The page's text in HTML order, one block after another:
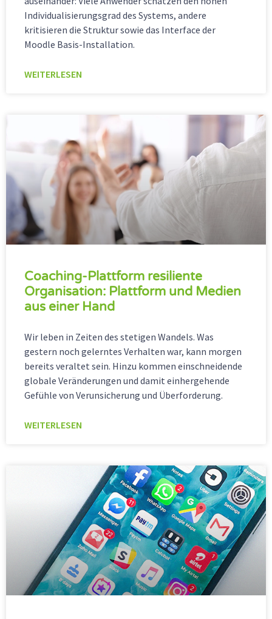
Individualisierungsgrad des Systems, andere
kritisieren die Struktur sowie das Interface der
Moodle Basis-Installation.
WEITERLESEN
Coaching-Plattform resiliente
Organisation: Plattform und Medien
aus einer Hand
Wir leben in Zeiten des stetigen Wandels. Was
gestern noch gelerntes Verhalten war, kann morgen
bereits veraltet sein. Hinzu kommen einschneidende
globale Veränderungen und damit einhergehende
Gefühle von Verunsicherung und Überforderung.
WEITERLESEN